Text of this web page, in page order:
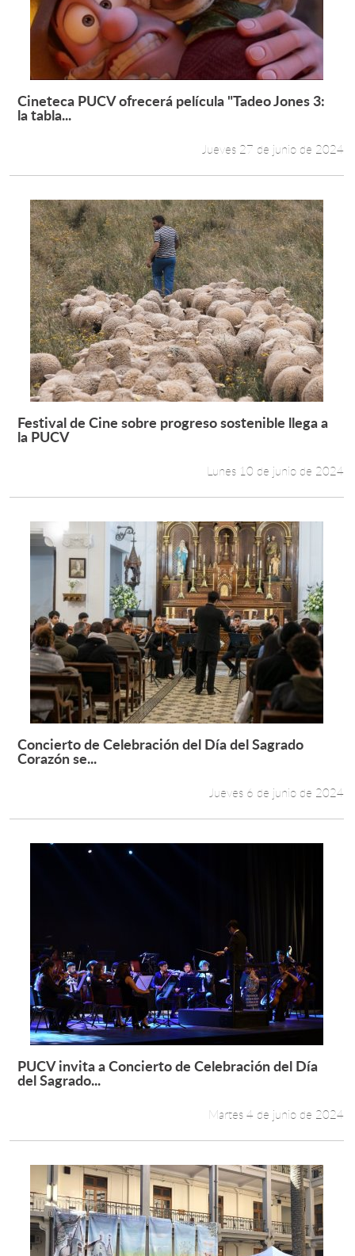
Leer más +
Cineteca PUCV ofrecerá película "Tadeo Jones 3:
la tabla...
Jueves 27 de junio de 2024
Leer más +
Festival de Cine sobre progreso sostenible llega a
la PUCV
Lunes 10 de junio de 2024
Leer más +
Concierto de Celebración del Día del Sagrado
Corazón se...
Jueves 6 de junio de 2024
Leer más +
PUCV invita a Concierto de Celebración del Día
del Sagrado...
Martes 4 de junio de 2024